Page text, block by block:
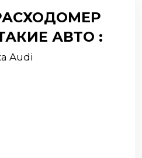
АВТО :
Audi